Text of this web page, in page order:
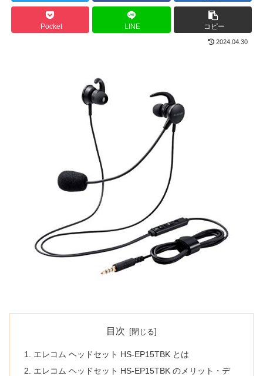
Pocket LINE コピー
2024.04.30
目次
エレコム ヘッドセット HS-EP15TBK とは
エレコム ヘッドセット HS-EP15TBK のメリット・デ